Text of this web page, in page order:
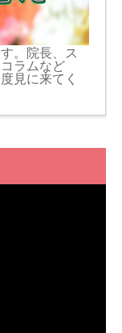
。院長、ス
ラムなど
見に来てく